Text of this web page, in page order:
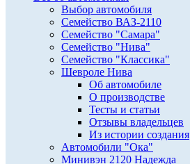
Выбор автомобиля
Семейство ВАЗ-2110
Семейство "Самара"
Семейство "Нива"
Семейство "Классика"
Шевроле Нива
Об автомобиле
О производстве
Тесты и статьи
Отзывы владельцев
Из истории создания
Автомобили "Ока"
Минивэн 2120 Надежда